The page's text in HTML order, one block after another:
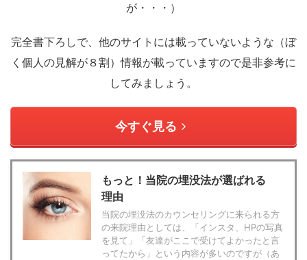
が・・・）
完全書下ろしで、他のサイトには載っていないような（ぼ
く個人の見解が８割）情報が載っていますので是非参考に
してみましょう。
今すぐ見る
もっと！当院の埋没法が選ばれる
理由
当院の埋没法のカウンセリングに来られる方
の来院理由としては、「インスタ、HPの写真
を見て」「友達がここで受けてよかったと言
ってたから」という内容が多いのですが（あ